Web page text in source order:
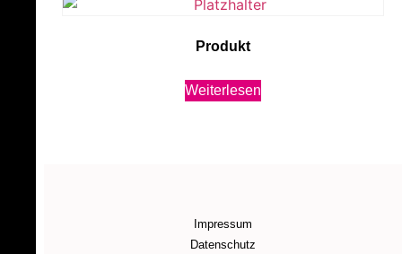
Produkt
Weiterlesen
Impressum
Datenschutz